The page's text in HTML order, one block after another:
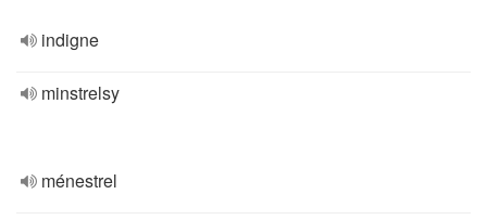
indigne
minstrelsy
ménestrel